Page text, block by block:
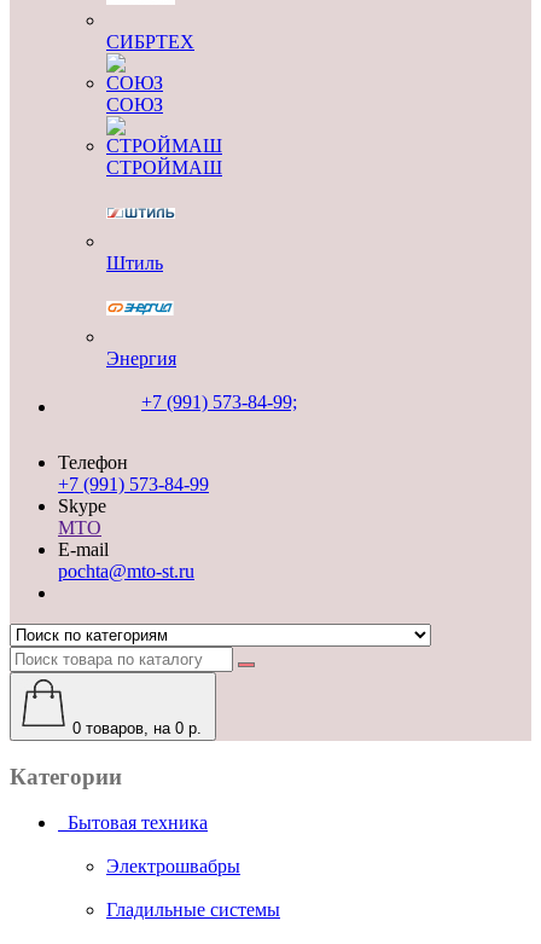
СИБРТЕХ
СОЮЗ
СТРОЙМАШ
Штиль
Энергия
+7 (991) 573-84-99;
Телефон
+7 (991) 573-84-99
Skype
MTO
E-mail
pochta@mto-st.ru
0 товаров, на 0 р.
Категории
Бытовая техника
Электрошвабры
Гладильные системы